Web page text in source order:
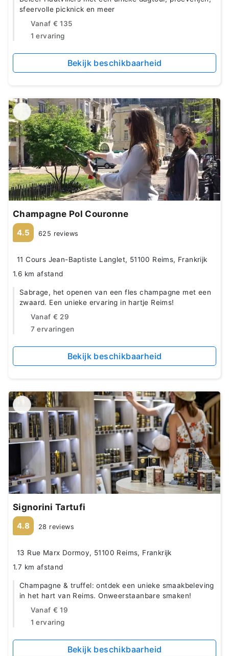
sfeervolle picknick en meer
Vanaf € 135
1 ervaring
Bekijk beschikbaarheid
Champagne Pol Couronne
4.5 625 reviews
11 Cours Jean-Baptiste Langlet, 51100 Reims, Frankrijk
1.6 km afstand
Sabrage, het openen van een fles champagne met een
zwaard. Een unieke ervaring in hartje Reims!
Vanaf € 29
7 ervaringen
Bekijk beschikbaarheid
Signorini Tartufi
4.8 28 reviews
13 Rue Marx Dormoy, 51100 Reims, Frankrijk
1.7 km afstand
Champagne & truffel: ontdek een unieke smaakbeleving
in het hart van Reims. Onweerstaanbare smaken!
Vanaf € 19
1 ervaring
Bekijk beschikbaarheid